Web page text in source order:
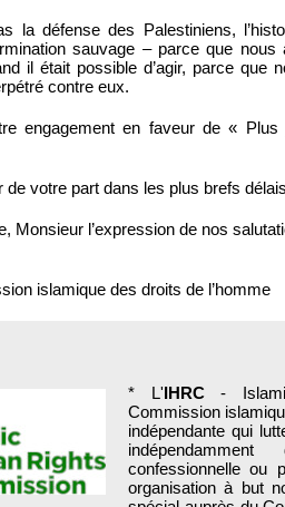
la défense des Palestiniens,
sauvage – parce que
il était possible d’agir, parce que
contre eux.
engagement en faveur de «
de votre part dans les plus brefs
Monsieur l’expression de nos
islamique des droits de l’homme
* L'IHRC-
Commission
indépendante qui
confessionnelle ou
organisation à but